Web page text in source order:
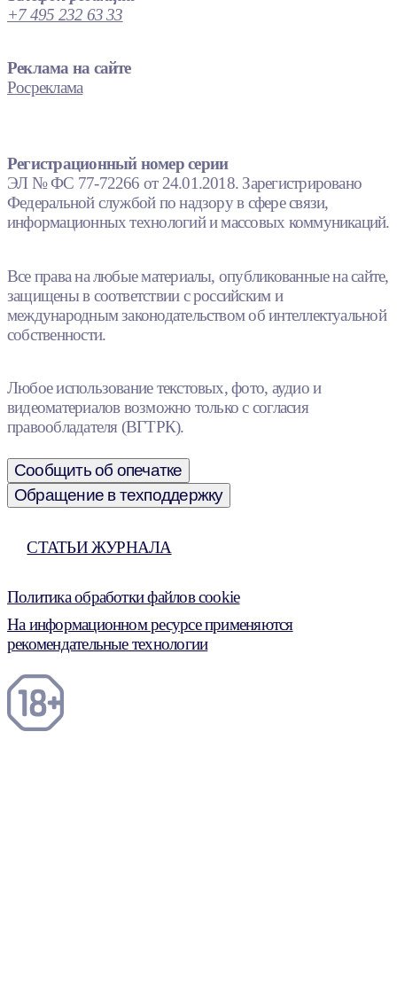
+7 495 232 63 33
Реклама на сайте
Росреклама
Регистрационный номер серии
ЭЛ № ФС 77-72266 от 24.01.2018. Зарегистрировано
Федеральной службой по надзору в сфере связи,
информационных технологий и массовых коммуникаций.
Все права на любые материалы, опубликованные на сайте,
защищены в соответствии с российским и
международным законодательством об интеллектуальной
собственности.
Любое использование текстовых, фото, аудио и
видеоматериалов возможно только с согласия
правообладателя (ВГТРК).
Сообщить об опечатке
Обращение в техподдержку
СТАТЬИ ЖУРНАЛА
Политика обработки файлов cookie
На информационном ресурсе применяются
рекомендательные технологии